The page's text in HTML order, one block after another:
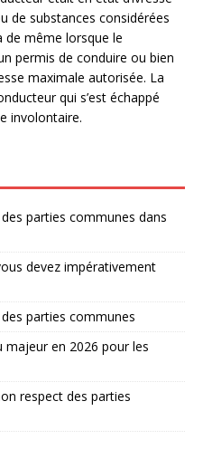
de substances considérées
de même lorsque le
permis de conduire ou bien
maximale autorisée. La
qui s’est échappé
involontaire.
parties communes dans
devez impérativement
parties communes
en 2026 pour les
respect des parties